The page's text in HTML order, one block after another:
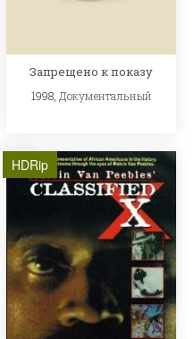
Запрещено к показу
1998, Документальный
HDRip